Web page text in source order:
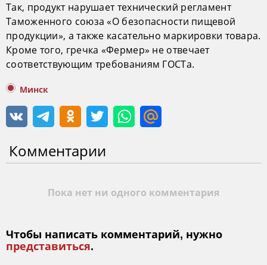
Так, продукт нарушает технический регламент
Таможенного союза «О безопасности пищевой
продукции», а также касательно маркировки товара.
Кроме того, гречка «Фермер» не отвечает
соответствующим требованиям ГОСТа.
Минск
Комментарии
Пока нет ни одного комментария
Чтобы написать комментарий, нужно
представиться.